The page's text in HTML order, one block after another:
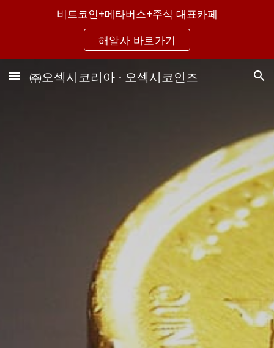
Skip to main content Skip to navigation
비트코인+메타버스+주식 대표카페
해알사 바로가기
㈜오섹시코리아 - 오섹시코인즈